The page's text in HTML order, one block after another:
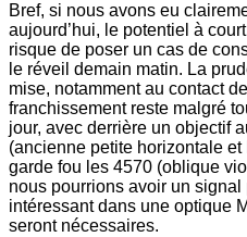
Bref, si nous avons eu
aujourd’hui, le potentiel à
risque de poser un cas de
le réveil demain matin. La
mise, notamment au contact
franchissement reste malgré
jour, avec derrière un objectif
(ancienne petite horizontale
garde fou les 4570 (oblique
nous pourrions avoir un
intéressant dans une optique
seront nécessaires.